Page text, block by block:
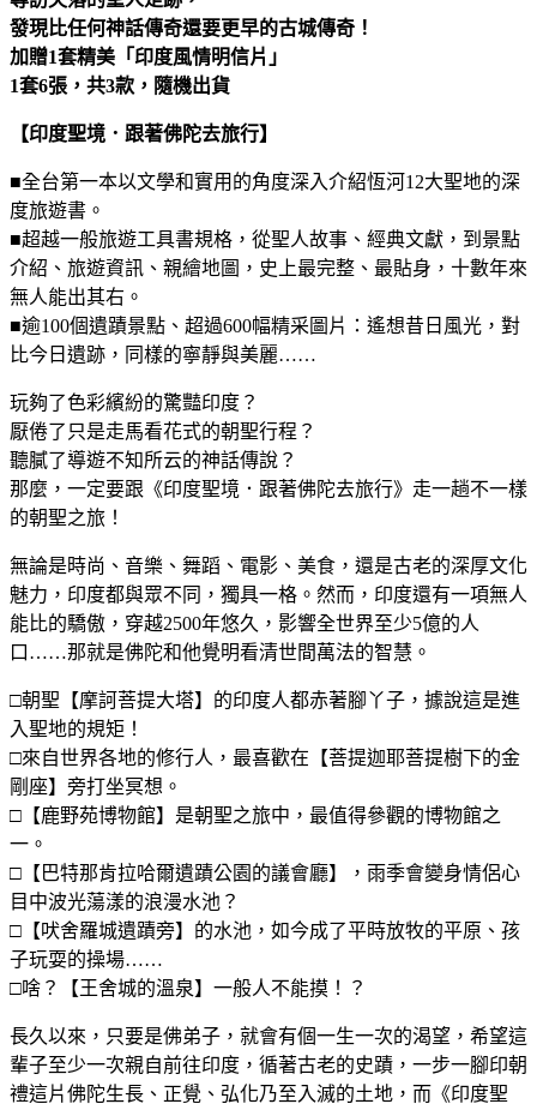
發現比任何神話傳奇還要更早的古城傳奇！
加贈1套精美「印度風情明信片」
1套6張，共3款，隨機出貨
【印度聖境．跟著佛陀去旅行】
■全台第一本以文學和實用的角度深入介紹恆河12大聖地的深
度旅遊書。
■超越一般旅遊工具書規格，從聖人故事、經典文獻，到景點
介紹、旅遊資訊、親繪地圖，史上最完整、最貼身，十數年來
無人能出其右。
■逾100個遺蹟景點、超過600幅精采圖片：遙想昔日風光，對
比今日遺跡，同樣的寧靜與美麗……
玩夠了色彩繽紛的驚豔印度？
厭倦了只是走馬看花式的朝聖行程？
聽膩了導遊不知所云的神話傳說？
那麼，一定要跟《印度聖境．跟著佛陀去旅行》走一趟不一樣
的朝聖之旅！
無論是時尚、音樂、舞蹈、電影、美食，還是古老的深厚文化
魅力，印度都與眾不同，獨具一格。然而，印度還有一項無人
能比的驕傲，穿越2500年悠久，影響全世界至少5億的人
口……那就是佛陀和他覺明看清世間萬法的智慧。
□朝聖【摩訶菩提大塔】的印度人都赤著腳丫子，據說這是進
入聖地的規矩！
□來自世界各地的修行人，最喜歡在【菩提迦耶菩提樹下的金
剛座】旁打坐冥想。
□【鹿野苑博物館】是朝聖之旅中，最值得參觀的博物館之
一。
□【巴特那肯拉哈爾遺蹟公園的議會廳】，雨季會變身情侶心
目中波光蕩漾的浪漫水池？
□【吠舍羅城遺蹟旁】的水池，如今成了平時放牧的平原、孩
子玩耍的操場……
□啥？【王舍城的溫泉】一般人不能摸！？
長久以來，只要是佛弟子，就會有個一生一次的渴望，希望這
輩子至少一次親自前往印度，循著古老的史蹟，一步一腳印朝
禮這片佛陀生長、正覺、弘化乃至入滅的土地，而《印度聖